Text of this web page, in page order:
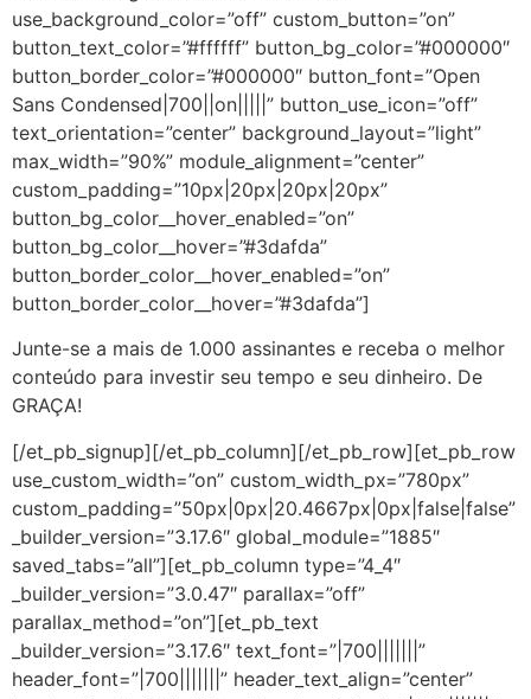
use_background_color=”off” custom_button=”on”
button_text_color=”#ffffff” button_bg_color=”#000000″
button_border_color=”#000000″ button_font=”Open
Sans Condensed|700||on|||||” button_use_icon=”off”
text_orientation=”center” background_layout=”light”
max_width=”90%” module_alignment=”center”
custom_padding=”10px|20px|20px|20px”
button_bg_color__hover_enabled=”on”
button_bg_color__hover=”#3dafda”
button_border_color__hover_enabled=”on”
button_border_color__hover=”#3dafda”]
Junte-se a mais de 1.000 assinantes e receba o melhor
conteúdo para investir seu tempo e seu dinheiro. De
GRAÇA!
[/et_pb_signup][/et_pb_column][/et_pb_row][et_pb_row
use_custom_width=”on” custom_width_px=”780px”
custom_padding=”50px|0px|20.4667px|0px|false|false”
_builder_version=”3.17.6″ global_module=”1885″
saved_tabs=”all”][et_pb_column type=”4_4″
_builder_version=”3.0.47″ parallax=”off”
parallax_method=”on”][et_pb_text
_builder_version=”3.17.6″ text_font=”|700|||||||”
header_font=”|700|||||||” header_text_align=”center”